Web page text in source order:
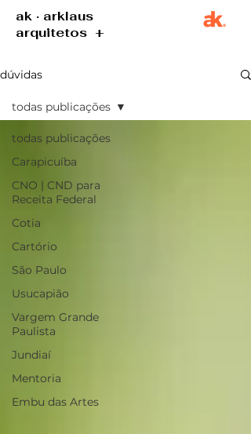
ak · arklaus
arquitetos +
dúvidas
todas publicações
Carapicuíba
CNO | CND para
Receita Federal
Cotia
Cartório
São Paulo
Usucapião
Vargem Grande
Paulista
Jundiaí
Mentoria
Embu das Artes
todas publicações